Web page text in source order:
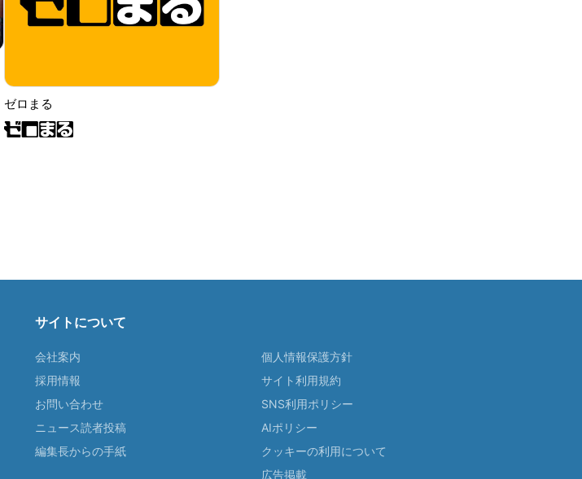
ゼロまる
サイトについて
会社案内
採用情報
お問い合わせ
ニュース読者投稿
編集長からの手紙
個人情報保護方針
サイト利用規約
SNS利用ポリシー
AIポリシー
クッキーの利用について
広告掲載